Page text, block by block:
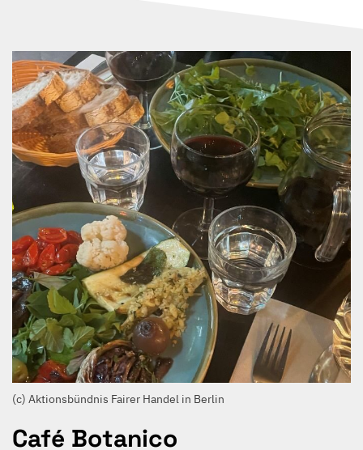
Café Botanico
(c) Aktionsbündnis Fairer Handel in Berlin